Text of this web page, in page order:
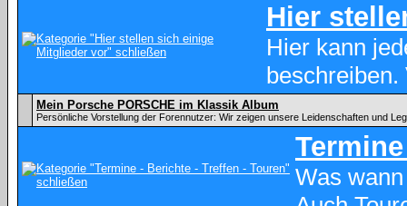
Hier
Hier kann
Mein Porsche PORSCHE im Klassik Album
Persönliche Vorstellung der Forennutzer: Wir zeigen unsere Leidenschaften und
Was